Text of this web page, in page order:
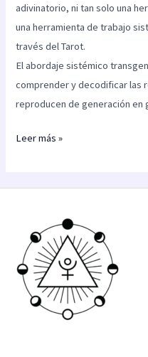
adivinatorio, ni tan solo una
una herramienta de trabajo
través del Tarot.
El abordaje sistémico
comprender y decodificar las
reproducen de generación en
Leer más »